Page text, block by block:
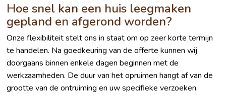
Hoe snel kan een huis leegmaken
gepland en afgerond worden?
Onze flexibiliteit stelt ons in staat om op zeer korte termijn
te handelen. Na goedkeuring van de offerte kunnen wij
doorgaans binnen enkele dagen beginnen met de
werkzaamheden. De duur van het opruimen hangt af van de
grootte van de ontruiming en uw specifieke verzoeken.